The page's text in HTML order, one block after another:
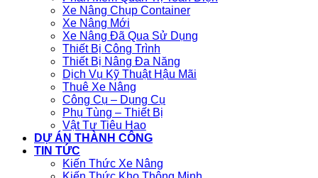
Xe Nâng Chụp Container
Xe Nâng Mới
Xe Nâng Đã Qua Sử Dụng
Thiết Bị Công Trình
Thiết Bị Nâng Đa Năng
Dịch Vụ Kỹ Thuật Hậu Mãi
Thuê Xe Nâng
Công Cụ – Dụng Cụ
Phụ Tùng – Thiết Bị
Vật Tư Tiêu Hao
DỰ ÁN THÀNH CÔNG
TIN TỨC
Kiến Thức Xe Nâng